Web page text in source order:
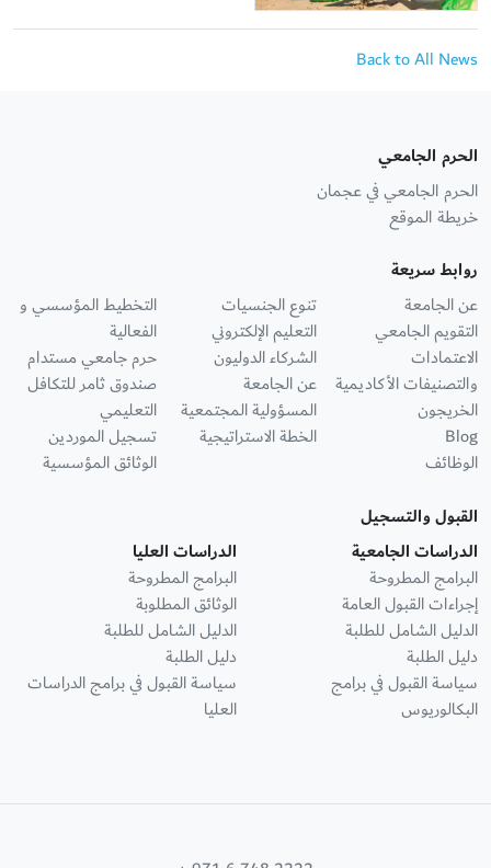
Back to All News
الحرم الجامعي
الحرم الجامعي في عجمان
خريطة الموقع
روابط سريعة
عن الجامعة
التقويم الجامعي
الاعتمادات
والتصنيفات الأكاديمية
الخريجون
Blog
الوظائف
تنوع الجنسيات
التعليم الإلكتروني
الشركاء الدوليون
عن الجامعة
المسؤولية المجتمعية
الخطة الاستراتيجية
التخطيط المؤسسي و
الفعالية
حرم جامعي مستدام
صندوق ثامر للتكافل
التعليمي
تسجيل الموردين
الوثائق المؤسسية
القبول والتسجيل
الدراسات الجامعية
البرامج المطروحة
إجراءات القبول العامة
الدليل الشامل للطلبة
دليل الطلبة
سياسة القبول في برامج
البكالوريوس
الدراسات العليا
البرامج المطروحة
الوثائق المطلوبة
الدليل الشامل للطلبة
دليل الطلبة
سياسة القبول في برامج الدراسات
العليا